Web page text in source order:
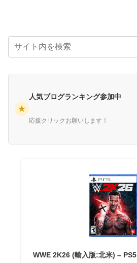
★
人気ブログランキング参加中
応援クリックお願いします！
WWE 2K26 (輸入版:北米) – PS5